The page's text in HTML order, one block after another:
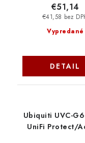
Vypredané
€41,58 bez
€51,14
DETAIL
Ubiquiti UVC-
UniFi Protect/